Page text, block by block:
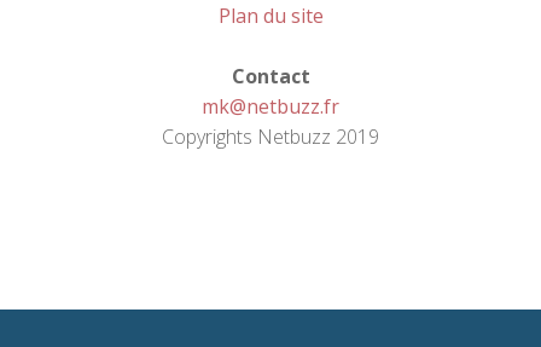
Plan du site
Contact
mk@netbuzz.fr
Copyrights Netbuzz 2019